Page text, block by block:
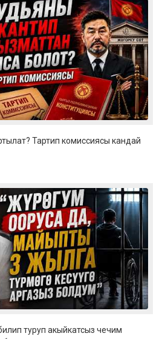
Тартип комиссиясы кандай
туруп акыйкатсыз чечим